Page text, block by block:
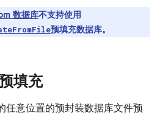
数据库不支持使用
预填充数据库。
填充
任意位置的预封装数据库文件预